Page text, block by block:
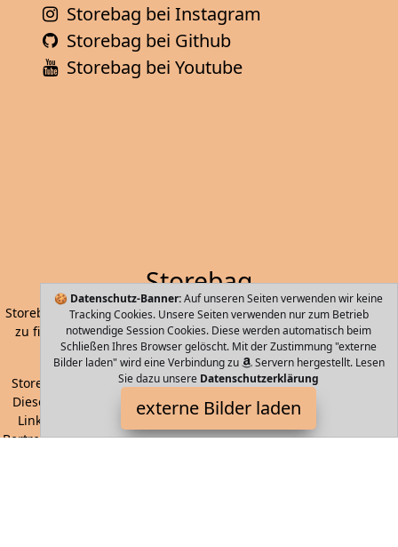
🍪 Datenschutz-Banner:Auf unseren Seiten verwenden wir keine
Tracking Cookies. Unsere Seiten verwenden nur zum Betrieb
notwendige Session Cookies. Diese werden automatisch beim
Schließen Ihres Browser gelöscht. Mit der Zustimmung "externe
Bilder laden" wird eine Verbindung zu
Servern hergestellt. Lesen
Sie dazu unsere Datenschutzerklärung
externe Bilder laden
Storebag bei Instagram
Storebag bei Github
Storebag bei Youtube
Storebag
Storebag - die einfachste und Schnellste Art Ihre nächste Tasche
zu finden. Handtaschen, Koffer, Rucksäcke, ausgewählt durch
maschinelles Lernen und künstliche Intelligenz.
Storebag ist Teilnehmer am Partnerprogramm der
Dieses Partnerprogramm wurde von
ins Leben gerufen, um
Links auf externe
Internetseiten platzieren zu können. Die
Bertreiber von Storebag verdienen mit Kostenerstattungen durch